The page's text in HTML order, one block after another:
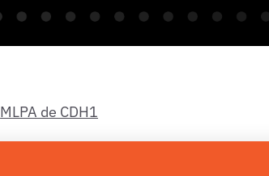
MLPA de CDH1